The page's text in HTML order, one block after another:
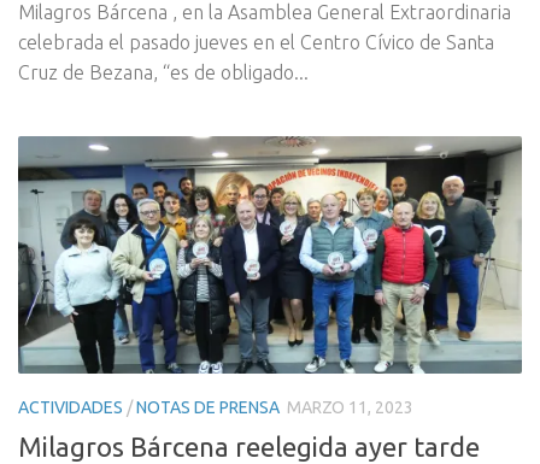
Milagros Bárcena , en la Asamblea General Extraordinaria
celebrada el pasado jueves en el Centro Cívico de Santa
Cruz de Bezana, “es de obligado...
ACTIVIDADES /NOTAS DE PRENSA MARZO 11, 2023
Milagros Bárcena reelegida ayer tarde